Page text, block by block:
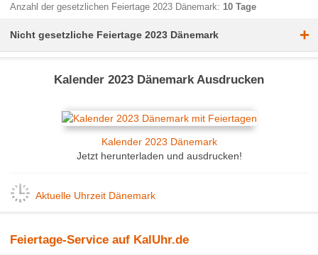
Anzahl der gesetzlichen Feiertage 2023 Dänemark: 10 Tage
Nicht gesetzliche Feiertage 2023 Dänemark +
Kalender 2023 Dänemark Ausdrucken
Kalender 2023 Dänemark
Jetzt herunterladen und ausdrucken!
Aktuelle Uhrzeit Dänemark
Feiertage-Service auf KalUhr.de